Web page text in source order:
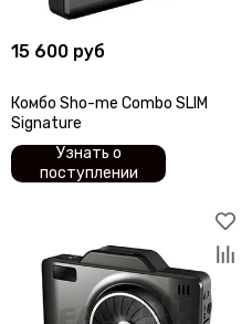
15 600 руб
Комбо Sho-me Combo SLIM
Signature
Узнать о
поступлении